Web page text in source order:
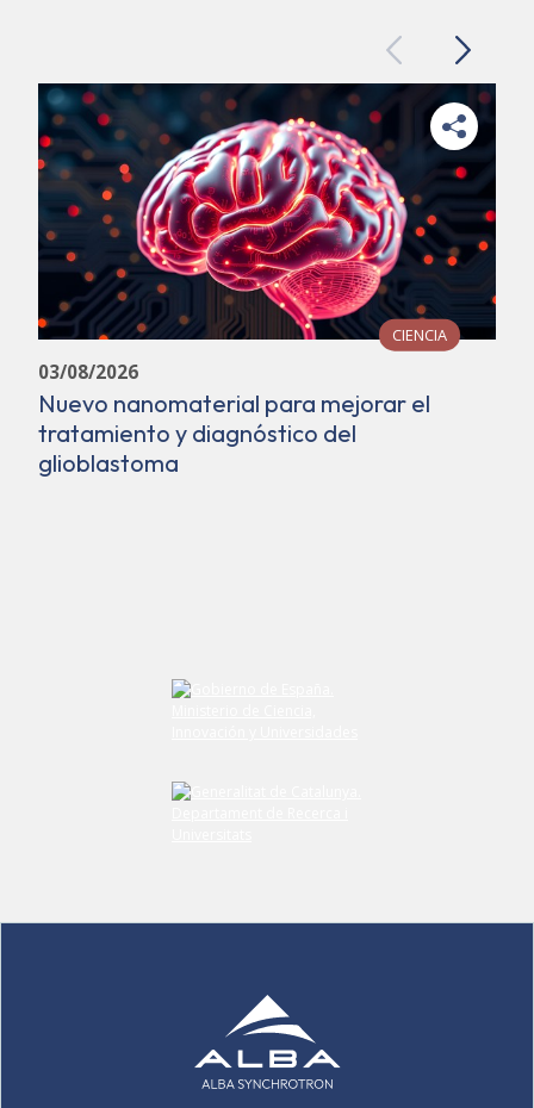
PreviousNext
CIENCIA
03/08/2026
Nuevo nanomaterial para mejorar el
tratamiento y diagnóstico del
glioblastoma